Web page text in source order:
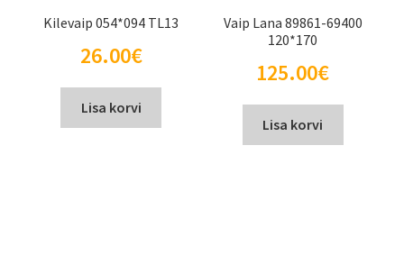
Kilevaip 054*094 TL13
26.00€
Lisa korvi
Vaip Lana 89861-69400
120*170
125.00€
Lisa korvi